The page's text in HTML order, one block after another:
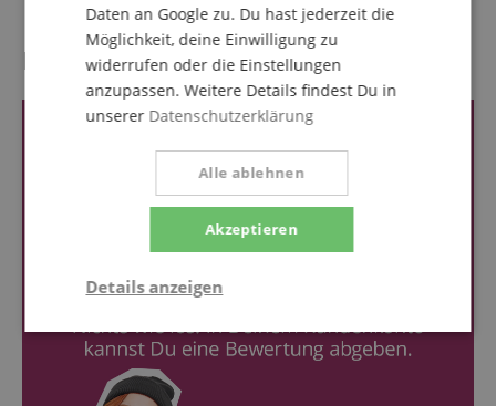
Kundenbewertungen
Daten an Google zu. Du hast jederzeit die
Möglichkeit, deine Einwilligung zu
widerrufen oder die Einstellungen
anzupassen. Weitere Details findest Du in
unserer Datenschutzerklärung
Akzeptieren
Alle ablehnen
Details anzeigen
Statistik Marketing Funktional